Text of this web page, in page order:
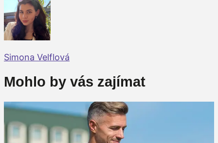
Simona Velflová
Mohlo by vás zajímat